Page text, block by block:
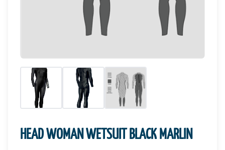
HEAD WOMAN WETSUIT BLACK MARLIN